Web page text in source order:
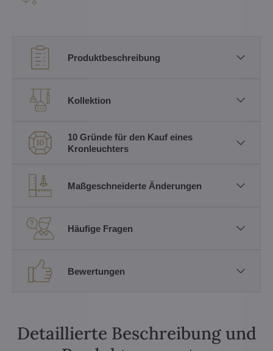
Produktbeschreibung
Kollektion
10 Gründe für den Kauf eines
Kronleuchters
Maßgeschneiderte Änderungen
Häufige Fragen
Bewertungen
Detaillierte Beschreibung und